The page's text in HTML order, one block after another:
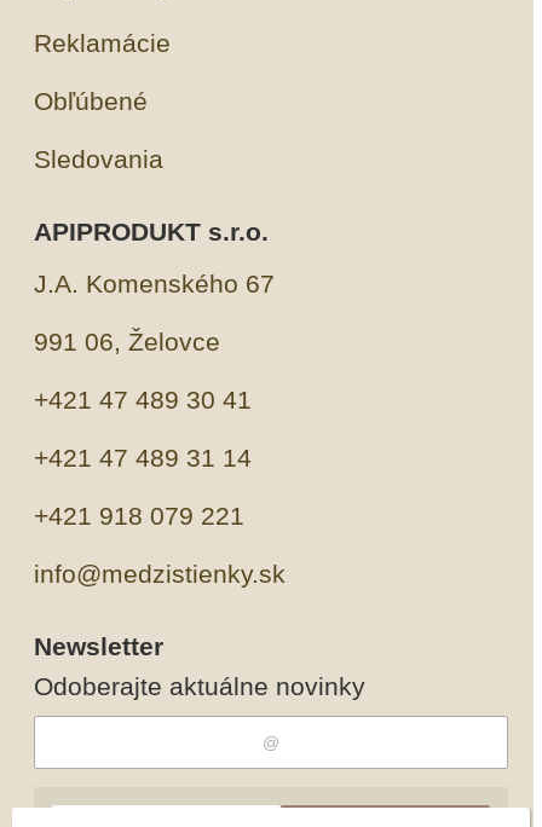
Reklamácie
Obľúbené
Sledovania
APIPRODUKT s.r.o.
J.A. Komenského 67
991 06, Želovce
+421 47 489 30 41
+421 47 489 31 14
+421 918 079 221
info@medzistienky.sk
Newsletter
Odoberajte aktuálne novinky